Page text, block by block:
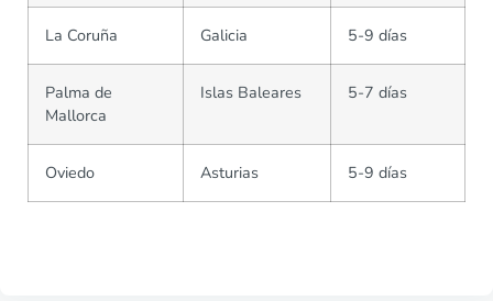
La Coruña Galicia 5-9 días
Palma de
Mallorca
Islas Baleares 5-7 días
Oviedo Asturias 5-9 días